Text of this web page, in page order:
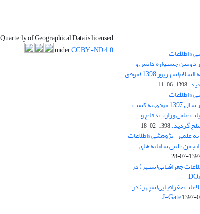
« اطلاعات
دومین جشنواره دانش و
پژوهش امام علی علیه السلام(شهریور 1398) موفق
1398-06-11
« اطلاعات
جغرافیایی(سپهر)» در سال 1397 موفق به کسب
علمی وزارت دفاع و
گردید.1398-02-18
علمی - پژوهشی «اطلاعات
علمی سامانه های
1397-07-28
جغرافیایی(سپهر) در
جغرافیایی(سپهر) در
1397-
Quarterly of Geographical Data is licensed
underCC BY-ND 4.0